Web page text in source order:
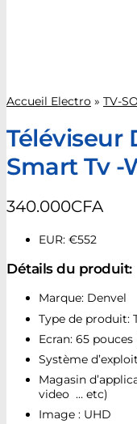
Accueil Electro » TV-
Téléviseur
Smart Tv -
340.000CFA
EUR: €552
Détails du produit:
Marque: Denvel
Type de produit:
Ecran: 65 pouces
Système
Magasin
video … etc)
Image : UHD